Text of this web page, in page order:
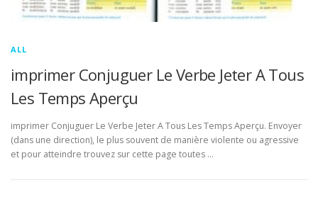
ALL
imprimer Conjuguer Le Verbe Jeter A Tous
Les Temps Aperçu
imprimer Conjuguer Le Verbe Jeter A Tous Les Temps Aperçu. Envoyer
(dans une direction), le plus souvent de manière violente ou agressive
et pour atteindre trouvez sur cette page toutes …